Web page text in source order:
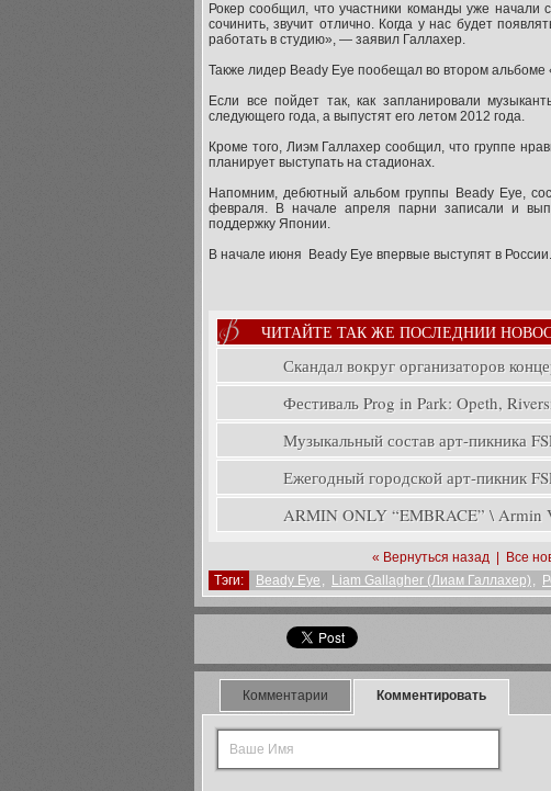
Рокер сообщил, что участники команды уже начали
сочинить, звучит отлично. Когда у нас будет
работать в студию», — заявил Галлахер.
Также лидер Beady Eye пообещал во втором
Если все пойдет так, как запланировали
следующего года, а выпустят его летом 2012 года.
Кроме того, Лиэм Галлахер сообщил, что группе
планирует выступать на стадионах.
Напомним, дебютный альбом группы Beady Eye,
февраля. В начале апреля парни записали и
поддержку Японии.
В начале июня Beady Eye впервые выступят в России.
ЧИТАЙТЕ ТАК ЖЕ ПОСЛЕДНИИ
Скандал вокруг организаторов
Фестиваль Prog in Park: Opeth,
Музыкальный состав арт-пикника
Ежегодный городской арт-пикник
ARMIN ONLY “EMBRACE” \ Armin
« Вернуться назад Все
Тэги:
Beady Eye , Liam Gallagher (Лиам Галлахер) ,
Комментарии Комментировать